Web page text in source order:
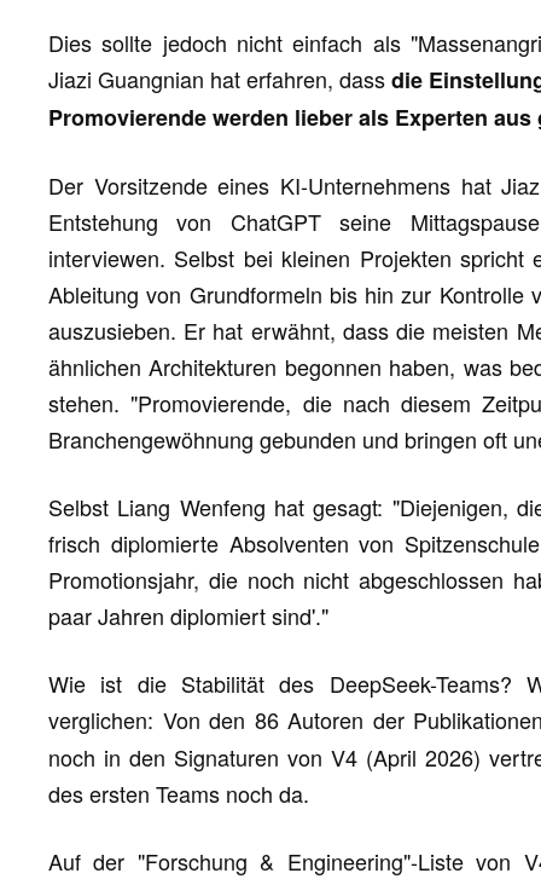
Dies sollte jedoch nicht einfach als
Jiazi Guangnian hat erfahren, dassdie
Promovierende werden lieber als Experten
Der Vorsitzende eines KI-Unternehmens hat
Entstehung von ChatGPT seine
interviewen. Selbst bei kleinen Projekten
Ableitung von Grundformeln bis hin zur Kontrolle
auszusieben. Er hat erwähnt, dass die meisten
ähnlichen Architekturen begonnen haben, was
stehen. "Promovierende, die nach diesem
Branchengewöhnung gebunden und bringen oft
Selbst Liang Wenfeng hat gesagt: "Diejenigen,
frisch diplomierte Absolventen von
Promotionsjahr, die noch nicht abgeschlossen
paar Jahren diplomiert sind'."
Wie ist die Stabilität des DeepSeek-Teams?
verglichen: Von den 86 Autoren der
noch in den Signaturen von V4 (April 2026)
des ersten Teams noch da.
Auf der "Forschung & Engineering"-Liste von